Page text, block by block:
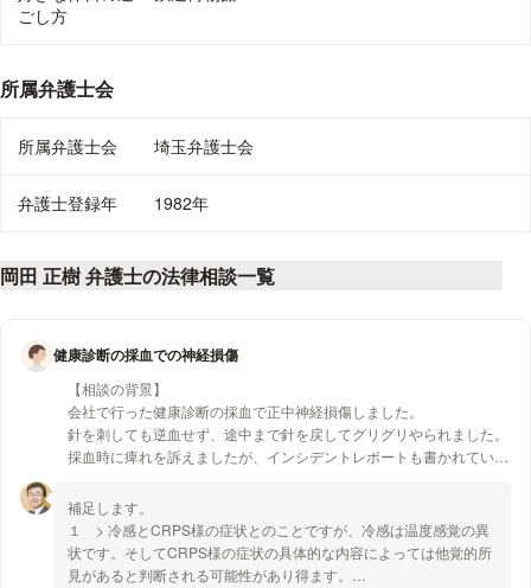
ごし方
所属弁護士会
所属弁護士会 埼玉弁護士会
弁護士登録年 1982年
岡田 正樹 弁護士の法律相談一覧
健康診断の採血での神経損傷
【相談の背景】
会社で行った健康診断の採血で正中神経損傷しました。
針を刺しても逆血せず、途中まで針を戻してグリグリやられました。
採血時に痺れを訴えましたが、インシデントレポートも書かれていま
約3年治療＆休業を続けてましたが、先日労災が症状固定になり、痛
み・痺れ・冷感・CRPS様の症状が残りました。
補足します。
１ > 冷感とCRPS様の症状とのことですが、冷感は温度感覚の異
状です。そしてCRPS様の症状の具体的な内容によっては他覚的所
見があると判断される可能性があり得ます。